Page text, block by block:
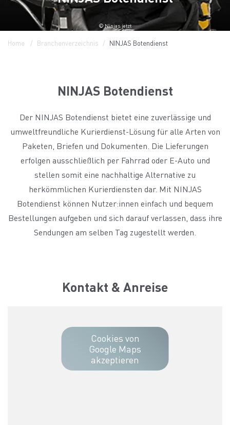
© Ninjas.jetzt
Home Branchenverzeichnis NINJAS Botendienst
NINJAS Botendienst
Der NINJAS Botendienst bietet eine zuverlässige und
umweltfreundliche Kurierdienst-Lösung für alle Arten von
Paketen, Briefen und Dokumenten. Die Lieferungen
erfolgen ausschließlich per Fahrrad oder E-Auto und
stellen somit eine nachhaltige Alternative zu
herkömmlichen Kurierdiensten dar. Mit NINJAS
Botendienst können Nutzer:innen einfach und bequem
Bestellungen aufgeben und sich darauf verlassen, dass ihre
Sendungen am selben Tag zugestellt werden.
Kontakt & Anreise
Cookies von
Google Maps
akzeptieren